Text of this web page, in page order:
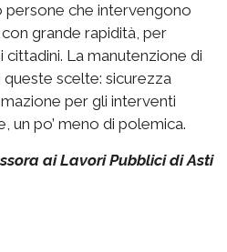
persone che intervengono
grande rapidità, per
La manutenzione di
scelte: sicurezza
per gli interventi
un po’ meno di polemica.
ai Lavori Pubblici di Asti